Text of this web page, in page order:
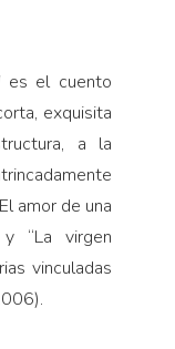
es el cuento
exquisita
a la
amor de una
y “La virgen
vinculadas